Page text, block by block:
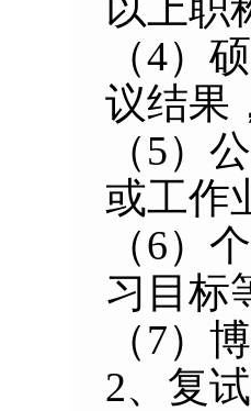
（4）
议结果
（5）
或工作
（6）
习目标
（7）
2、复